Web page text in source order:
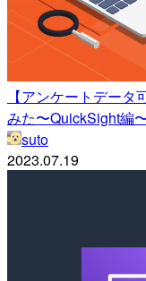
【アンケートデー
みた〜QuickSight編
suto
2023.07.19